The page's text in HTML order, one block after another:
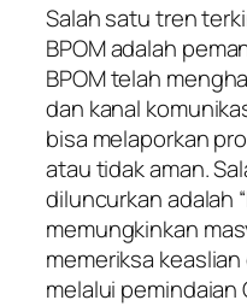
Salah satu tren
BPOM adalah
BPOM telah
dan kanal
bisa melaporkan
atau tidak aman.
diluncurkan adalah
memungkinkan
memeriksa
melalui pemindaian